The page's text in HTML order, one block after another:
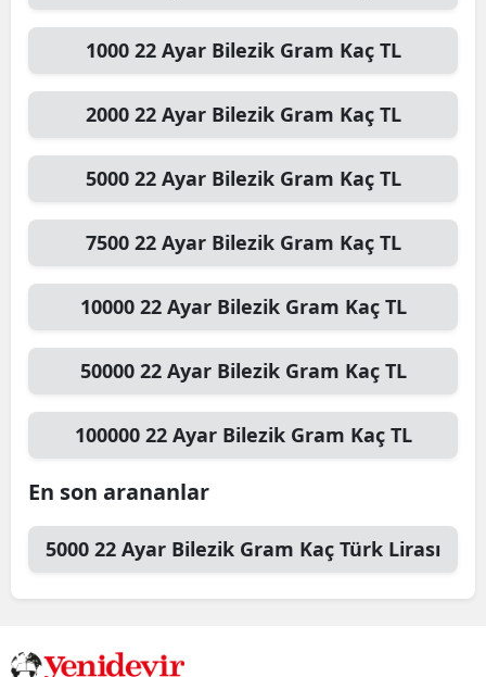
1000 22 Ayar Bilezik Gram Kaç TL
2000 22 Ayar Bilezik Gram Kaç TL
5000 22 Ayar Bilezik Gram Kaç TL
7500 22 Ayar Bilezik Gram Kaç TL
10000 22 Ayar Bilezik Gram Kaç TL
50000 22 Ayar Bilezik Gram Kaç TL
100000 22 Ayar Bilezik Gram Kaç TL
En son arananlar
5000 22 Ayar Bilezik Gram Kaç Türk Lirası